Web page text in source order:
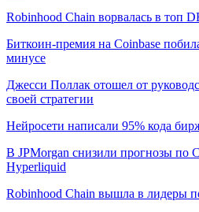
Robinhood Chain ворвалась в топ
Биткоин-премия на Coinbase
минусе
Джесси Поллак отошел от
своей стратегии
Нейросети написали 95% кода
В JPMorgan снизили прогнозы по
Hyperliquid
Robinhood Chain вышла в лидеры